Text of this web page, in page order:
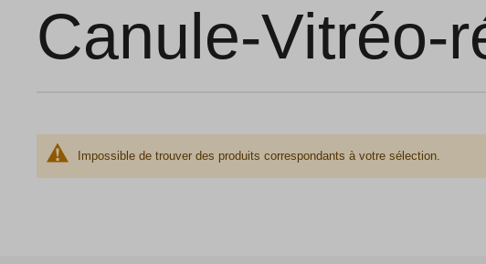
Canule-Vitréo-
Impossible de trouver des produits correspondants à votre sélection.